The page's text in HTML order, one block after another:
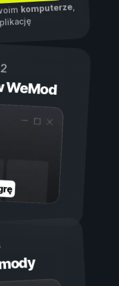
komputerze,
WeMod